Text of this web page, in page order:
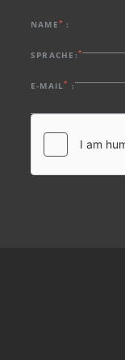
NAME * :
SPRACHE: *
E-MAIL* :